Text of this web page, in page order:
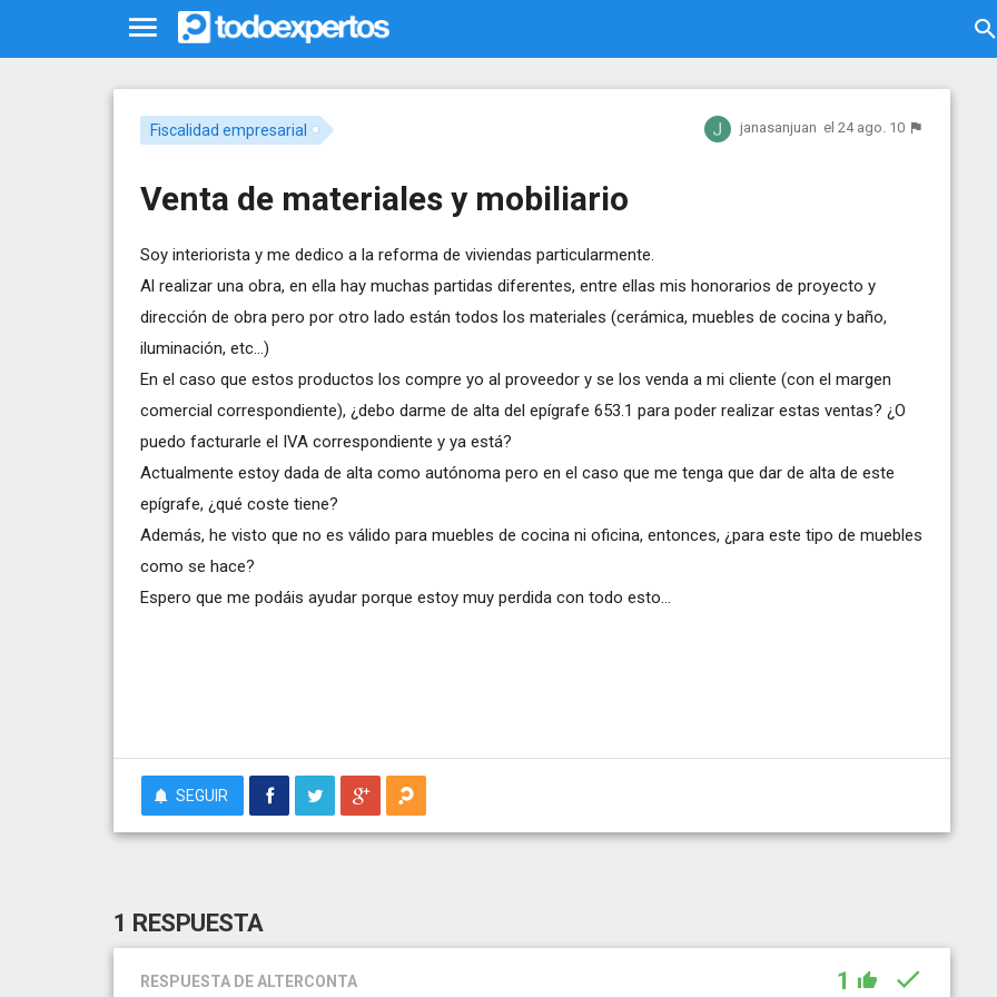
Fiscalidad empresarial janasanjuan el 24 ago. 10
Venta de materiales y mobiliario
Soy interiorista y me dedico a la reforma de viviendas particularmente.
Al realizar una obra, en ella hay muchas partidas diferentes, entre ellas mis honorarios de proyecto y
dirección de obra pero por otro lado están todos los materiales (cerámica, muebles de cocina y baño,
iluminación, etc...)
En el caso que estos productos los compre yo al proveedor y se los venda a mi cliente (con el margen
comercial correspondiente), ¿debo darme de alta del epígrafe 653.1 para poder realizar estas ventas? ¿O
puedo facturarle el IVA correspondiente y ya está?
Actualmente estoy dada de alta como autónoma pero en el caso que me tenga que dar de alta de este
epígrafe, ¿qué coste tiene?
Además, he visto que no es válido para muebles de cocina ni oficina, entonces, ¿para este tipo de muebles
como se hace?
Espero que me podáis ayudar porque estoy muy perdida con todo esto...
SEGUIR
1 RESPUESTA
RESPUESTA DE ALTERCONTA 1